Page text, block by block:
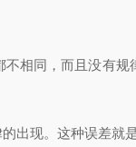
同，而且没有规
现。这种误差就